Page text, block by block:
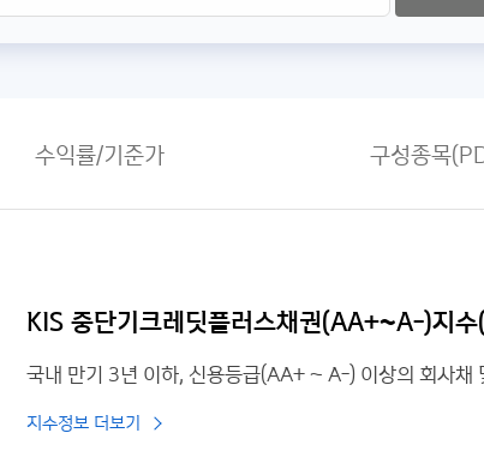
수익률/기준가 구성종목
KIS 중단기크레딧플러스채권(AA+~A-)지
국내 만기 3년 이하, 신용등급(AA+ ~ A-) 이상의 회사채
지수정보 더보기